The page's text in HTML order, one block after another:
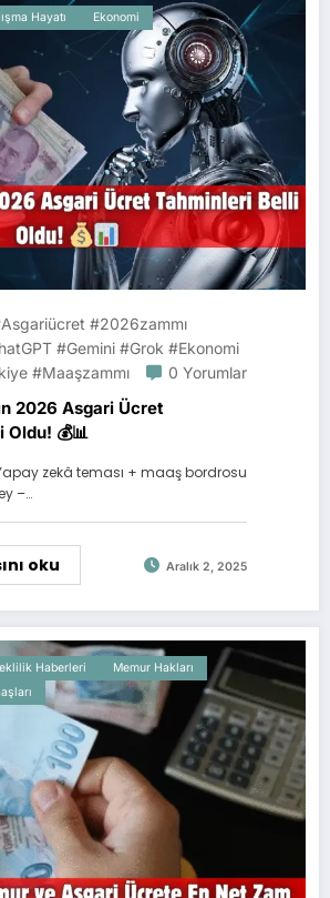
Hayatı Ekonomi
#2026zammı
#Gemini #Grok #ekonomi
#maaşzammı
0 Yorumlar
2026 Asgari Ücret
Oldu! 💰📊
zekâ teması + maaş bordrosu
–…
oku Aralık 2, 2025
Haberleri
Memur Hakları